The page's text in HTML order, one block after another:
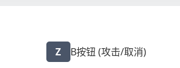
Z B按钮 (攻击/取消)